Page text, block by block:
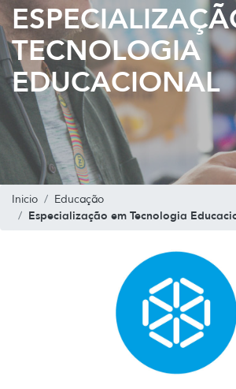
TECNOLOGIA
EDUCACIONAL
Inicio Educação
Especialização em Tecnologia